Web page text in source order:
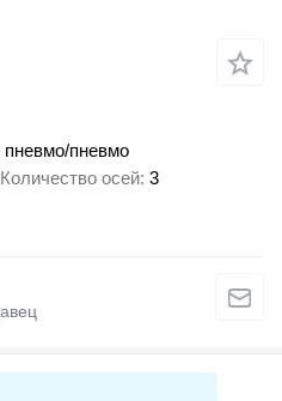
пневмо/пневмо
Количество осей 3